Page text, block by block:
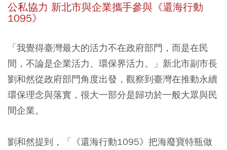
公私協力 新北市與企業攜手參與《還海行動
1095》
「我覺得臺灣最大的活力不在政府部門，而是在民
間，不論是企業活力、環保界活力。」新北市副市長
劉和然從政府部門角度出發，觀察到臺灣在推動永續
環保理念與落實，很大一部分是歸功於一般大眾與民
間企業。
劉和然提到，「《還海行動1095》把海廢寶特瓶做